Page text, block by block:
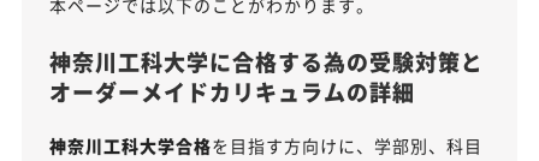
本ページでは以下のことがわかります。
神奈川工科大学に合格する為の受験対策と
オーダーメイドカリキュラムの詳細
神奈川工科大学合格を目指す方向けに、学部別、科目